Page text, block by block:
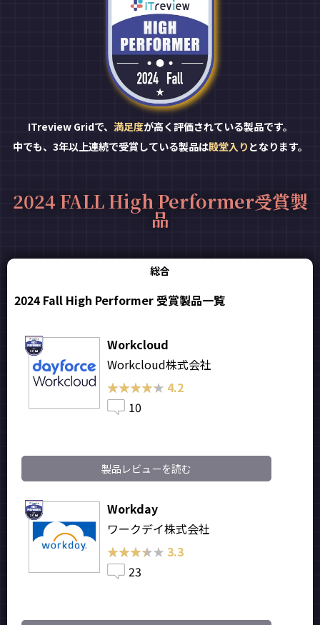
ITreview Gridで、 満足度が高く評価されている製品です。
中でも、3年以上連続で受賞している製品は殿堂入り となります。
2024 FALL High Performer受賞製
品
総合
2024 Fall High Performer 受賞製品一覧
Workcloud
Workcloud株式会社
★★★★★
★★★★★ 4.2
10
製品レビューを読む
Workday
ワークデイ株式会社
★★★★★
★★★★★ 3.3
23